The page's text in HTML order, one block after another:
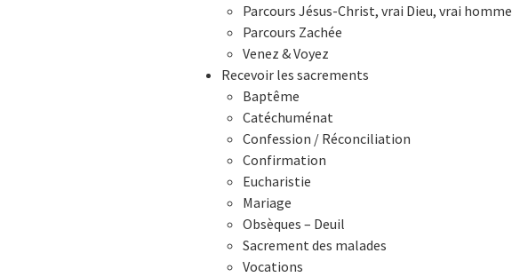
Parcours Jésus-Christ, vrai Dieu, vrai homme
Parcours Zachée
Venez & Voyez
Recevoir les sacrements
Baptême
Catéchuménat
Confession / Réconciliation
Confirmation
Eucharistie
Mariage
Obsèques – Deuil
Sacrement des malades
Vocations